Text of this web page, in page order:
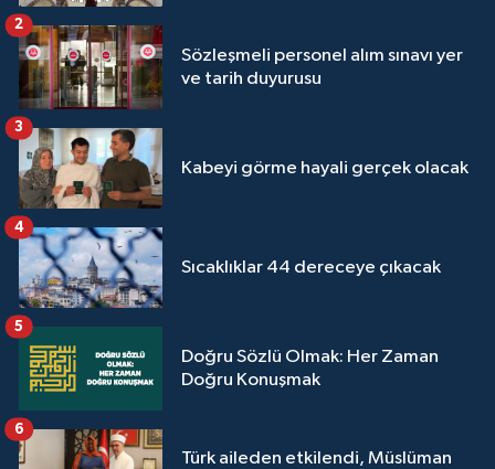
Sözleşmeli personel alım sınavı yer
ve tarih duyurusu
2
Kabeyi görme hayali gerçek olacak
3
Sıcaklıklar 44 dereceye çıkacak
4
Doğru Sözlü Olmak: Her Zaman
Doğru Konuşmak
5
Türk aileden etkilendi, Müslüman
6